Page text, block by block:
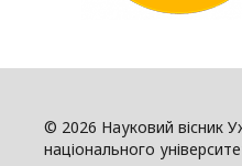
© 2026 Науковий вісник
національного